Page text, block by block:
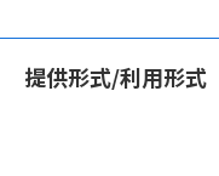
提供形式/利用形式